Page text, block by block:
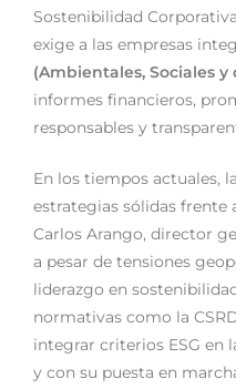
Sostenibilidad
exige a las empresas
(Ambientales, Sociales y
informes financieros,
responsables y
En los tiempos actuales,
estrategias sólidas frente
Carlos Arango, director
a pesar de tensiones
liderazgo en
normativas como la
integrar criterios ESG en
y con su puesta en